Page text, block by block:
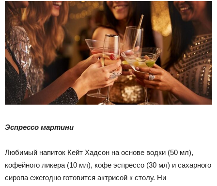
Эспрессо мартини
Любимый напиток Кейт Хадсон на основе водки (50 мл),
кофейного ликера (10 мл), кофе эспрессо (30 мл) и сахарного
сиропа ежегодно готовится актрисой к столу. Ни